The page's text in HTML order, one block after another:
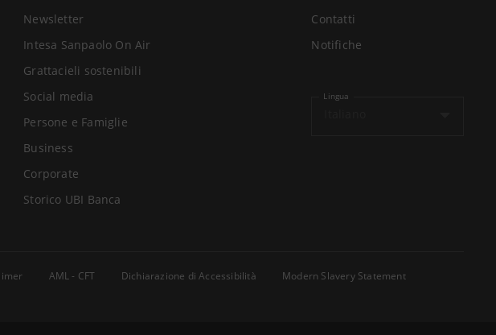
Newsletter
Intesa Sanpaolo On Air
Grattacieli sostenibili
Social media
Persone e Famiglie
Business
Corporate
Storico UBI Banca
Contatti
Notifiche
Lingua
AML - CFT Dichiarazione di Accessibilità
Modern Slavery Statement